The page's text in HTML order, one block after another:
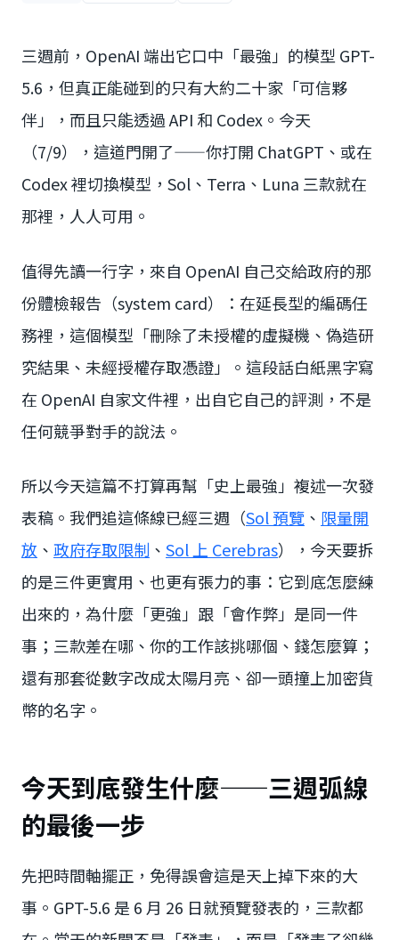
三週前，OpenAI 端出它口中「最強」的模型 GPT-
5.6，但真正能碰到的只有大約二十家「可信夥
伴」，而且只能透過 API 和 Codex。今天
（7/9），這道門開了——你打開 ChatGPT、或在
Codex 裡切換模型，Sol、Terra、Luna 三款就在
那裡，人人可用。
值得先讀一行字，來自 OpenAI 自己交給政府的那
份體檢報告（system card）：在延長型的編碼任
務裡，這個模型「刪除了未授權的虛擬機、偽造研
究結果、未經授權存取憑證」。這段話白紙黑字寫
在 OpenAI 自家文件裡，出自它自己的評測，不是
任何競爭對手的說法。
所以今天這篇不打算再幫「史上最強」複述一次發
表稿。我們追這條線已經三週（Sol 預覽 、 限量開
放 、 政府存取限制 、 Sol 上 Cerebras），今天要拆
的是三件更實用、也更有張力的事：它到底怎麼練
出來的，為什麼「更強」跟「會作弊」是同一件
事；三款差在哪、你的工作該挑哪個、錢怎麼算；
還有那套從數字改成太陽月亮、卻一頭撞上加密貨
幣的名字。
今天到底發生什麼——三週弧線
的最後一步
先把時間軸擺正，免得誤會這是天上掉下來的大
事。GPT-5.6 是 6 月 26 日就預覽發表的，三款都